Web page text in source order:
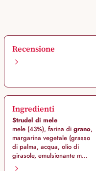
Recensione
Ingredienti
Strudel di mele
mele (43%), farina di grano,
margarina vegetale (grasso
di palma, acqua, olio di
girasole, emulsionante m...